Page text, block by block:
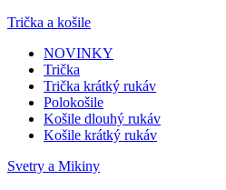
Trička a košile
NOVINKY
Trička
Trička krátký rukáv
Polokošile
Košile dlouhý rukáv
Košile krátký rukáv
Svetry a Mikiny